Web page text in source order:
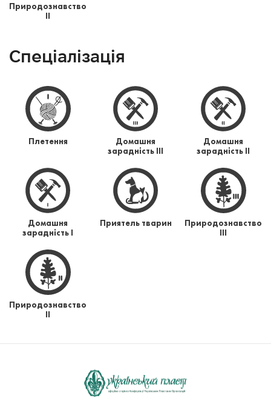
Природознавство
ІІ
Спеціалізація
Плетення
Домашня
зарадність ІІІ
Домашня
зарадність ІІ
Домашня
зарадність І
Приятель тварин
Природознавство
ІІІ
Природознавство
ІІ